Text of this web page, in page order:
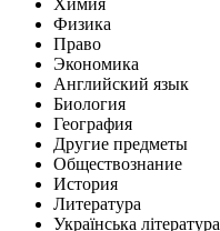
Химия
Физика
Право
Экономика
Английский язык
Биология
География
Другие предметы
Обществознание
История
Литература
Українська література